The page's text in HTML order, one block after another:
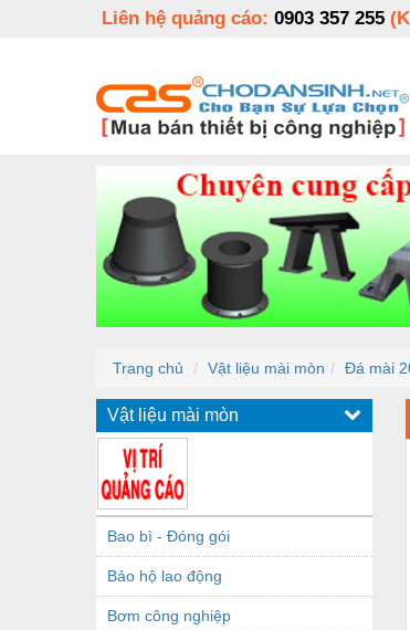
Liên hệ quảng cáo: 0903 357 255
Trang chủ Vật liệu mài mòn Đá mài
Vật liệu mài mòn
Bao bì - Đóng gói
Bảo hộ lao động
Bơm công nghiệp